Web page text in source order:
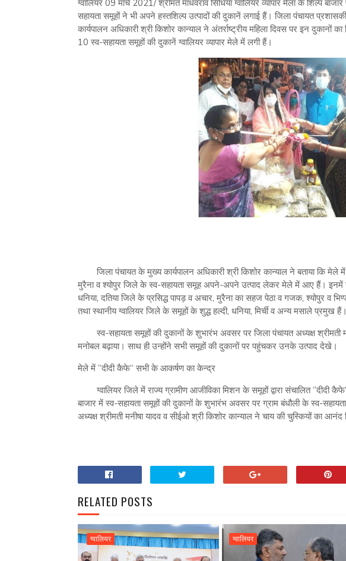
ग्वालियर 09 मार्च 2021/ श्रीमंत माधवराव सिंधिया ग्वालियर व्यापार मेला के शिल्प
सहायता समूहों ने भी अपने हस्तशिल्प उत्पादों की दुकानें लगाई हैं। जिला पंचायत
कार्यपालन अधिकारी श्री किशोर कान्याल ने अंतर्राष्ट्रीय महिला दिवस पर इन दुकानों
10 स्व-सहायता समूहों की दुकानें ग्वालियर व्यापार मेले में लगी हैं।
जिला पंचायत के मुख्य कार्यपालन अधिकारी श्री किशोर कान्याल ने बताया कि मेले
मुरैना व श्योपुर जिले के स्व-सहायता समूह अपने-अपने उत्पाद लेकर मेले में आए हैं। इनमें
धनिया, दतिया जिले के प्रसिद्ध पापड़ व अचार, मुरैना का सहज पेठा व गजक, श्योपुर व
तथा स्थानीय ग्वालियर जिले के समूहों के शुद्ध हल्दी, धनिया, मिर्ची व अन्य मसाले प्रमुख हैं।
स्व-सहायता समूहों की दुकानों के शुभारंभ अवसर पर जिला पंचायत अध्यक्ष श्रीमती
मनोबल बढ़ाया। साथ ही उन्होंने सभी समूहों की दुकानों पर पहुंचकर उनके उत्पाद देखे।
मेले में “दीदी कैफे” सभी के आकर्षण का केन्द्र
ग्वालियर जिले में राज्य ग्रामीण आजीविका मिशन के समूहों द्वारा संचालित
बाजार में स्व-सहायता समूहों की दुकानों के शुभारंभ अवसर पर ग्राम बंधौली के स्व-सहायता
अध्यक्ष श्रीमती मनीषा यादव व सीईओ श्री किशोर कान्याल ने चाय की चुस्कियों का आनंद
RELATED POSTS
ग्वालियर ग्वालियर